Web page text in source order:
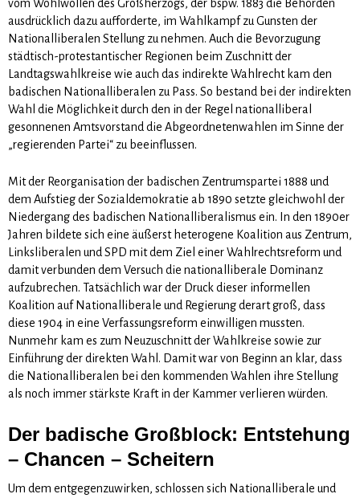
vom Wohlwollen des Großherzogs, der bspw. 1883 die Behörden
ausdrücklich dazu aufforderte, im Wahlkampf zu Gunsten der
Nationalliberalen Stellung zu nehmen. Auch die Bevorzugung
städtisch-protestantischer Regionen beim Zuschnitt der
Landtagswahlkreise wie auch das indirekte Wahlrecht kam den
badischen Nationalliberalen zu Pass. So bestand bei der indirekten
Wahl die Möglichkeit durch den in der Regel nationalliberal
gesonnenen Amtsvorstand die Abgeordnetenwahlen im Sinne der
„regierenden Partei“ zu beeinflussen.
Mit der Reorganisation der badischen Zentrumspartei 1888 und
dem Aufstieg der Sozialdemokratie ab 1890 setzte gleichwohl der
Niedergang des badischen Nationalliberalismus ein. In den 1890er
Jahren bildete sich eine äußerst heterogene Koalition aus Zentrum,
Linksliberalen und SPD mit dem Ziel einer Wahlrechtsreform und
damit verbunden dem Versuch die nationalliberale Dominanz
aufzubrechen. Tatsächlich war der Druck dieser informellen
Koalition auf Nationalliberale und Regierung derart groß, dass
diese 1904 in eine Verfassungsreform einwilligen mussten.
Nunmehr kam es zum Neuzuschnitt der Wahlkreise sowie zur
Einführung der direkten Wahl. Damit war von Beginn an klar, dass
die Nationalliberalen bei den kommenden Wahlen ihre Stellung
als noch immer stärkste Kraft in der Kammer verlieren würden.
Der badische Großblock: Entstehung
– Chancen – Scheitern
Um dem entgegenzuwirken, schlossen sich Nationalliberale und